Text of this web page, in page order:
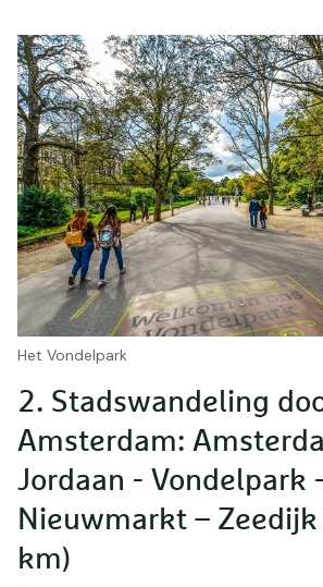
2. Stadswandeling
Amsterdam:
Jordaan - Vondelpark
Nieuwmarkt – Zeedijk
km)
Het Vondelpark